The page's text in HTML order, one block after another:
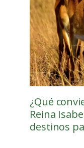
¿Qué
Reina
destinos